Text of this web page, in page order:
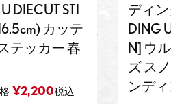
DIECUT STI
カッテ
テッカー 春
¥2,200税込
ディン
DING
N] ウ
ズ ス
ンデ